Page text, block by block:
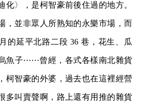
化〉，是柯智豪前後住過的地方。
，並非眾人所熟知的永樂市場，而
的延平北路二段 36 巷，花生、瓜
魚子⋯⋯曾經，各式各樣南北雜貨
柯智豪的外婆，過去也在這裡經營
多叫賣聲啊，路上還有用推的雜貨